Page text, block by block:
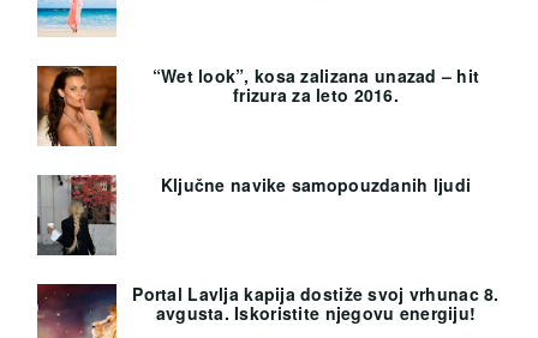
“Wet look”, kosa zalizana unazad – hit
frizura za leto 2016.
Ključne navike samopouzdanih ljudi
Portal Lavlja kapija dostiže svoj vrhunac 8.
avgusta. Iskoristite njegovu energiju!